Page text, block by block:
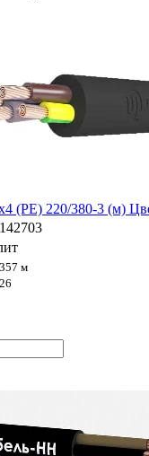
(PE) 220/380-3 (м)
м